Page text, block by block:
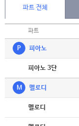
파트 전체
파트
P 피아노
피아노 3단
M 멜로디
멜로디